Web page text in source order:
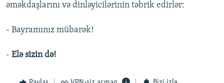
əməkdaşlarını və dinləyicilərinin təbrik edirlər:
- Bayramınız mübarək!
- Elə sizin də!